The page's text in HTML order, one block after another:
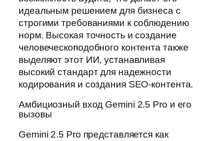
идеальным решением для бизнеса с
строгими требованиями к соблюдению
норм. Высокая точность и создание
человеческоподобного контента также
выделяют этот ИИ, устанавливая
высокий стандарт для надежности
кодирования и создания SEO-контента.
Амбициозный вход Gemini 2.5 Pro и его
вызовы
Gemini 2.5 Pro представляется как